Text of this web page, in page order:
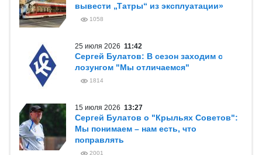
вывести „Татры“ из эксплуатации»
1058
25 июля 2026 11:42
Сергей Булатов: В сезон заходим с
лозунгом "Мы отличаемся"
1814
15 июля 2026 13:27
Сергей Булатов о "Крыльях Советов":
Мы понимаем – нам есть, что
поправлять
2001